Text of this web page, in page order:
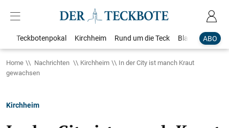
ABO
Teckbotenpokal Kirchheim Rund um die Teck Blaulicht
Home Nachrichten Kirchheim
In der City ist manch Kraut
gewachsen
Kirchheim